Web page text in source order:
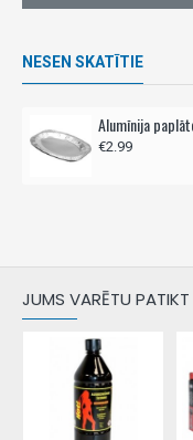
NESEN SKATĪTIE
€2.99
JUMS VARĒTU PATIKT